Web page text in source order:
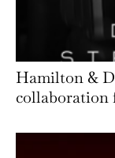
Hamilton &
collaboration